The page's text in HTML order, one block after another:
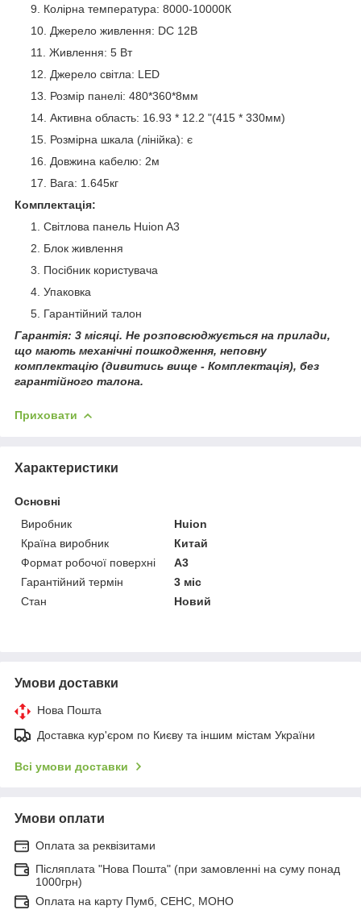
Колірна температура: 8000-10000К
Джерело живлення: DC 12В
Живлення: 5 Вт
Джерело світла: LED
Розмір панелі: 480*360*8мм
Активна область: 16.93 * 12.2 "(415 * 330мм)
Розмірна шкала (лінійка): є
Довжина кабелю: 2м
Вага: 1.645кг
Комплектація:
Світлова панель Huion A3
Блок живлення
Посібник користувача
Упаковка
Гарантійний талон
Гарантія: 3 місяці. Не розповсюджується на прилади,
що мають механічні пошкодження, неповну
комплектацію (дивитись вище - Комплектація), без
гарантійного талона.
Приховати
Характеристики
Основні
Виробник
Huion
Країна виробник
Китай
Формат робочої поверхні
A3
Гарантійний термін
3 міс
Стан
Новий
Умови доставки
Нова Пошта
Доставка кур'єром по Києву та іншим містам України
Всі умови доставки
Умови оплати
Оплата за реквізитами
Післяплата "Нова Пошта" (при замовленні на суму понад
1000грн)
Оплата на карту Пумб, СЕНС, МОНО